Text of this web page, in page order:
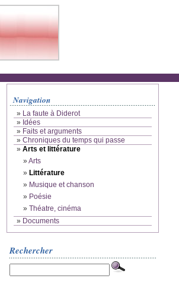
Navigation
» La faute à Diderot
» Idées
» Faits et arguments
» Chroniques du temps qui passe
» Arts et littérature
»Arts
» Littérature
» Musique et chanson
» Poésie
» Théatre, cinéma
» Documents
Rechercher